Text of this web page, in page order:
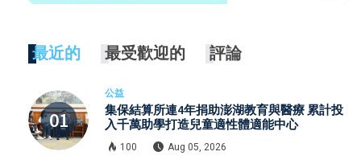
最近的 最受歡迎的 評論
公益
集保結算所連4年捐助澎湖教育與醫療 累計投
入千萬助學打造兒童適性體適能中心
100 Aug 05, 2026